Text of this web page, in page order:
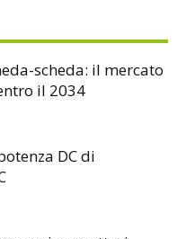
scheda: il mercato
il 2034
DC di